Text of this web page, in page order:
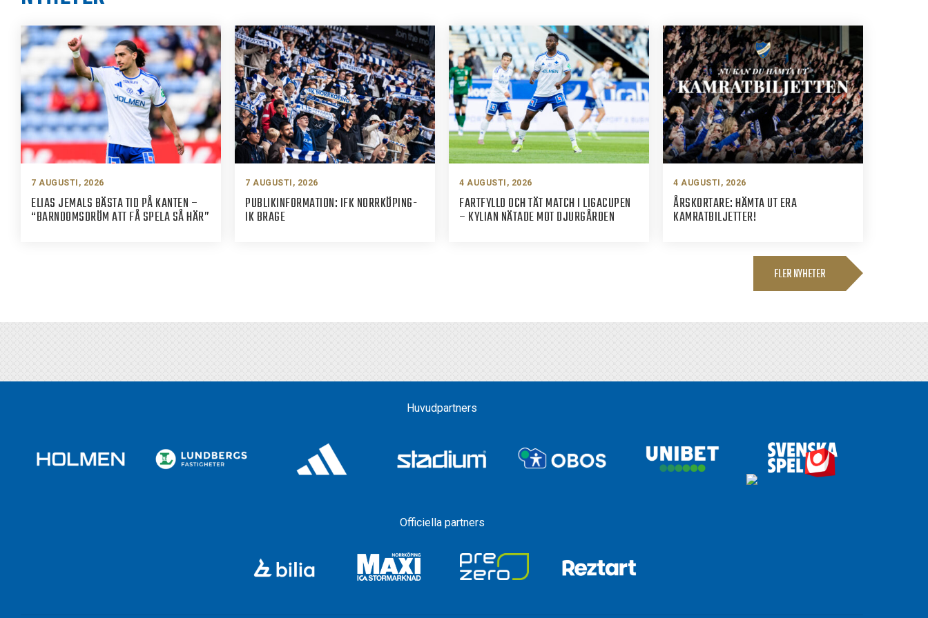
7 AUGUSTI, 2026
ELIAS JEMALS BÄSTA TID PÅ KANTEN –
“BARNDOMSDRÖM ATT FÅ SPELA SÅ HÄR”
7 AUGUSTI, 2026
PUBLIKINFORMATION: IFK NORRKÖPING-
IK BRAGE
4 AUGUSTI, 2026
FARTFYLLD OCH TÄT MATCH I LIGACUPEN
– KYLIAN NÄTADE MOT DJURGÅRDEN
4 AUGUSTI, 2026
ÅRSKORTARE: HÄMTA UT ERA
KAMRATBILJETTER!
FLER NYHETER
Huvudpartners
Officiella partners